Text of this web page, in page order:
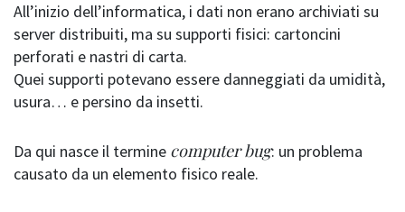
All’inizio dell’informatica, i dati non erano archiviati su
server distribuiti, ma su supporti fisici: cartoncini
perforati e nastri di carta.
Quei supporti potevano essere danneggiati da umidità,
usura… e persino da insetti.
Da qui nasce il termine computer bug: un problema
causato da un elemento fisico reale.